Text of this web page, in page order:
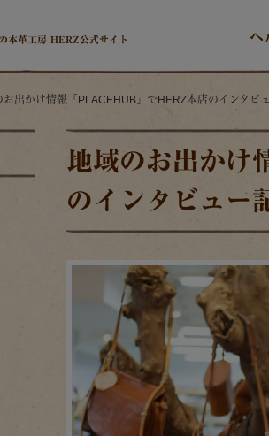
本革工房 HERZ公式サイト ヘ
お出かけ情報「PLACEHUB」でHERZ本店のインタビ
地域のお出かけ
のインタビュー